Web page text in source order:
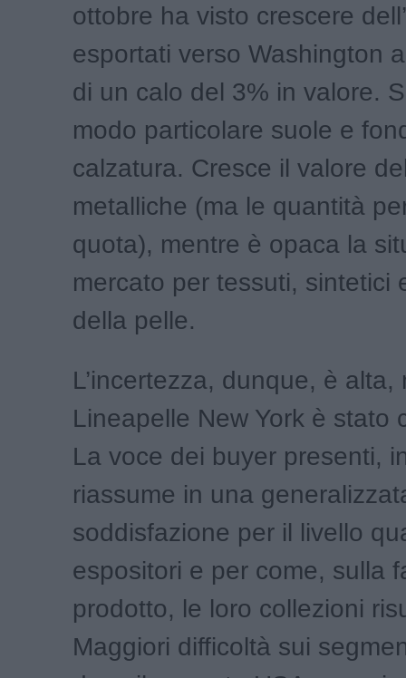
ottobre ha visto crescere
esportati verso Washington
di un calo del 3% in valore.
modo particolare suole e
calzatura. Cresce il valore
metalliche (ma le quantità
quota), mentre è opaca la
mercato per tessuti, sintetici
della pelle.
L’incertezza, dunque, è alta,
Lineapelle New York è stato
La voce dei buyer presenti,
riassume in una
soddisfazione per il livello
espositori e per come, sulla
prodotto, le loro collezioni
Maggiori difficoltà sui